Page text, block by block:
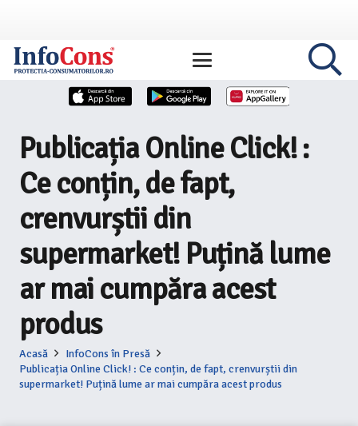
Publicația Online Click! :
Ce conțin, de fapt,
crenvurștii din
supermarket! Puțină lume
ar mai cumpăra acest
produs
Acasă
InfoCons în Presă
Publicația Online Click! : Ce conțin, de fapt, crenvurștii din
supermarket! Puțină lume ar mai cumpăra acest produs